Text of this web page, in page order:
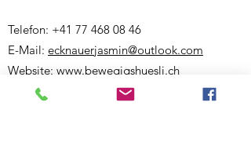
Telefon: +41 77 468 08 46
E-Mail: ecknauerjasmin@outlook.com
Website: www.bewegigshuesli.ch
UID: CHE-358.092.676